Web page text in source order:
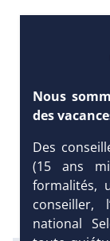
Nous
des
Des
(15 ans
formalités,
conseiller,
national